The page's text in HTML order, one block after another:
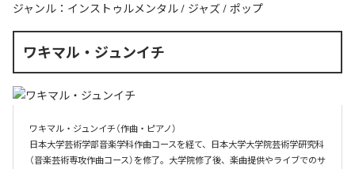
ジャンル： インストゥルメンタル / ジャズ / ポップ
ワキマル・ジュンイチ
ワキマル・ジュンイチ（作曲・ピアノ）
日本大学芸術学部音楽学科作曲コースを経て、日本大学大学院芸術学研究科
（音楽芸術専攻作曲コース）を修了。大学院修了後、楽曲提供やライブでのサ